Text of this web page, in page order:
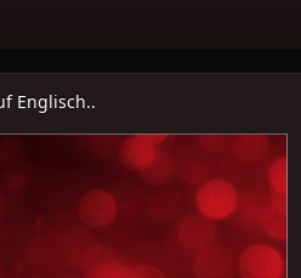
Englisch..